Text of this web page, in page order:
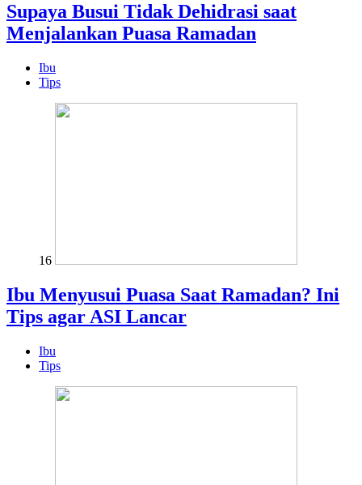
Supaya Busui Tidak Dehidrasi saat
Menjalankan Puasa Ramadan
Ibu
Tips
16
Ibu Menyusui Puasa Saat Ramadan? Ini
Tips agar ASI Lancar
Ibu
Tips